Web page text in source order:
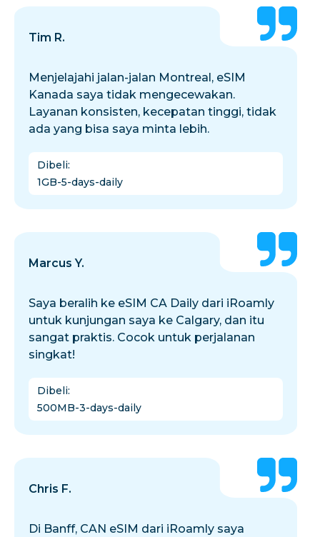
Tim R.
Menjelajahi jalan-jalan Montreal, eSIM
Kanada saya tidak mengecewakan.
Layanan konsisten, kecepatan tinggi, tidak
ada yang bisa saya minta lebih.
Dibeli:
1GB-5-days-daily
Marcus Y.
Saya beralih ke eSIM CA Daily dari iRoamly
untuk kunjungan saya ke Calgary, dan itu
sangat praktis. Cocok untuk perjalanan
singkat!
Dibeli:
500MB-3-days-daily
Chris F.
Di Banff, CAN eSIM dari iRoamly saya